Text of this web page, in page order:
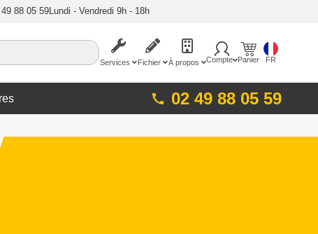
88 05 59Lundi - Vendredi 9h - 18h
Services Fichier À propos Compte Panier FR
02 49 88 05 59